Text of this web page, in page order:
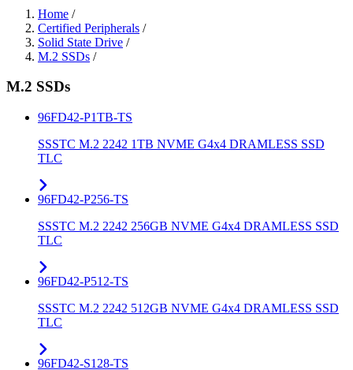
Home /
Certified Peripherals /
Solid State Drive /
M.2 SSDs /
M.2 SSDs
96FD42-P1TB-TS
SSSTC M.2 2242 1TB NVME G4x4 DRAMLESS SSD
TLC
96FD42-P256-TS
SSSTC M.2 2242 256GB NVME G4x4 DRAMLESS SSD
TLC
96FD42-P512-TS
SSSTC M.2 2242 512GB NVME G4x4 DRAMLESS SSD
TLC
96FD42-S128-TS